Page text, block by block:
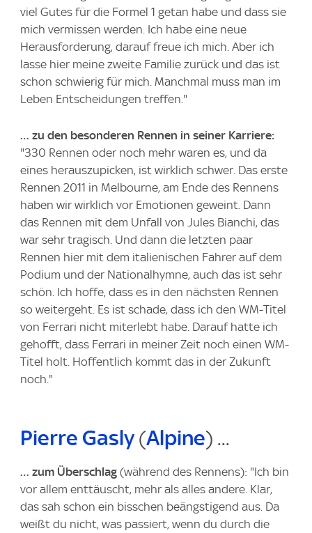
viel Gutes für die Formel 1 getan habe und dass sie
mich vermissen werden. Ich habe eine neue
Herausforderung, darauf freue ich mich. Aber ich
lasse hier meine zweite Familie zurück und das ist
schon schwierig für mich. Manchmal muss man im
Leben Entscheidungen treffen."
… zu den besonderen Rennen in seiner Karriere:
"330 Rennen oder noch mehr waren es, und da
eines herauszupicken, ist wirklich schwer. Das erste
Rennen 2011 in Melbourne, am Ende des Rennens
haben wir wirklich vor Emotionen geweint. Dann
das Rennen mit dem Unfall von Jules Bianchi, das
war sehr tragisch. Und dann die letzten paar
Rennen hier mit dem italienischen Fahrer auf dem
Podium und der Nationalhymne, auch das ist sehr
schön. Ich hoffe, dass es in den nächsten Rennen
so weitergeht. Es ist schade, dass ich den WM-Titel
von Ferrari nicht miterlebt habe. Darauf hatte ich
gehofft, dass Ferrari in meiner Zeit noch einen WM-
Titel holt. Hoffentlich kommt das in der Zukunft
noch."
Pierre Gasly (Alpine) ...
… zum Überschlag (während des Rennens): "Ich bin
vor allem enttäuscht, mehr als alles andere. Klar,
das sah schon ein bisschen beängstigend aus. Da
weißt du nicht, was passiert, wenn du durch die